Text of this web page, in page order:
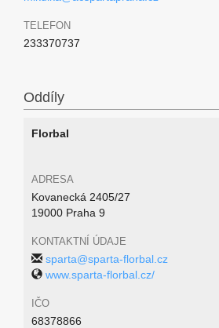
TELEFON
233370737
Oddíly
Florbal
ADRESA
Kovanecká 2405/27
19000 Praha 9
KONTAKTNÍ ÚDAJE
sparta@sparta-florbal.cz
www.sparta-florbal.cz/
IČO
68378866